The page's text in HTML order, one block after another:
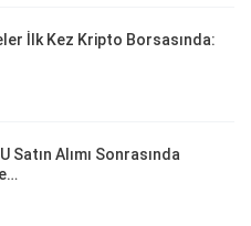
İlk Kez Kripto Borsasında:
Satın Alımı Sonrasında